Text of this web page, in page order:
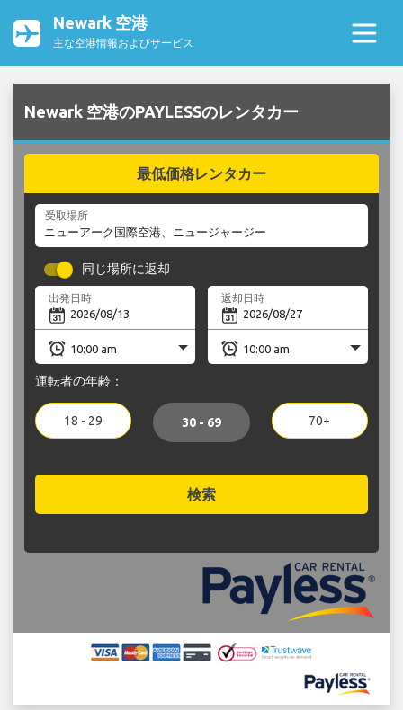
Newark 空港
主な空港情報およびサービス
Newark 空港のPAYLESSのレンタカー
最低価格レンタカー
受取場所
同じ場所に返却
出発日時 返却日時
運転者の年齢：
18 - 29 30 - 69 70+
検索